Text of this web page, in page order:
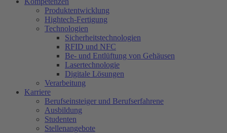
Produktentwicklung
Hightech-Fertigung
Technologien
Sicherheitstechnologien
RFID und NFC
Be- und Entlüftung von Gehäusen
Lasertechnologie
Digitale Lösungen
Verarbeitung
Karriere
Berufseinsteiger und Berufserfahrene
Ausbildung
Studenten
Stellenangebote